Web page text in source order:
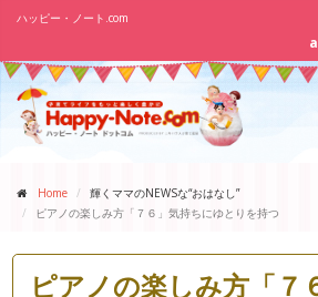
ハッピー・ノート.com
Home
輝くママのNEWSな“おはなし”
ピアノの楽しみ方「７６」気持ちにゆとりを持つ
ピアノの楽しみ方「７